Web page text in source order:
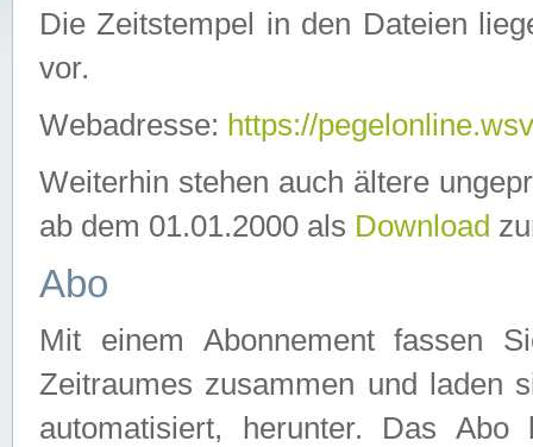
Die Zeitstempel in den Dateien
vor.
Webadresse: https://
Weiterhin stehen auch ältere
ab dem 01.01.2000 als Download
Abo
Mit einem Abonnement fassen
Zeitraumes zusammen und laden
automatisiert, herunter. Das